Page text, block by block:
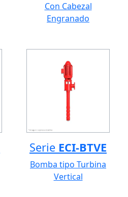
Con Cabezal
Engranado
Serie ECI-BTVE
Bomba tipo Turbina
Vertical